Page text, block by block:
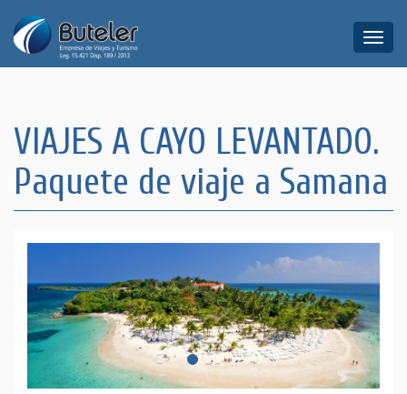
Toggle
VIAJES A CAYO LEVANTADO.
Paquete de viaje a Samana